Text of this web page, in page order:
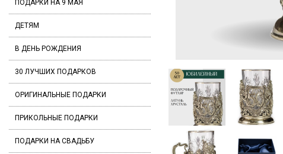
ПОДАРКИ НА 9 МАЯ
ДЕТЯМ
В ДЕНЬ РОЖДЕНИЯ
30 ЛУЧШИХ ПОДАРКОВ
ОРИГИНАЛЬНЫЕ ПОДАРКИ
ПРИКОЛЬНЫЕ ПОДАРКИ
ПОДАРКИ НА СВАДЬБУ